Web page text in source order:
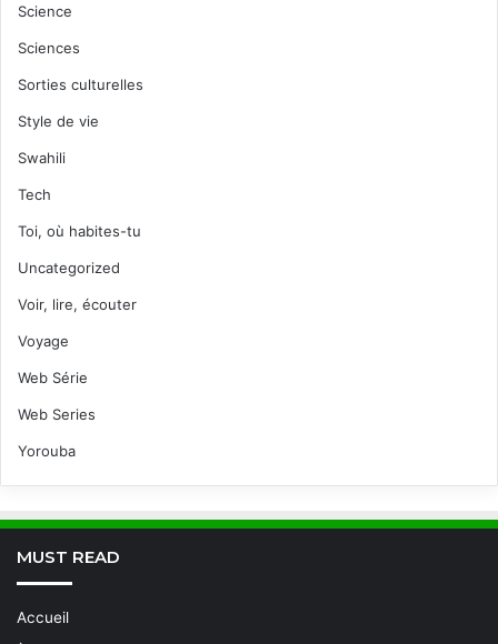
Science
Sciences
Sorties culturelles
Style de vie
Swahili
Tech
Toi, où habites-tu
Uncategorized
Voir, lire, écouter
Voyage
Web Série
Web Series
Yorouba
MUST READ
Accueil